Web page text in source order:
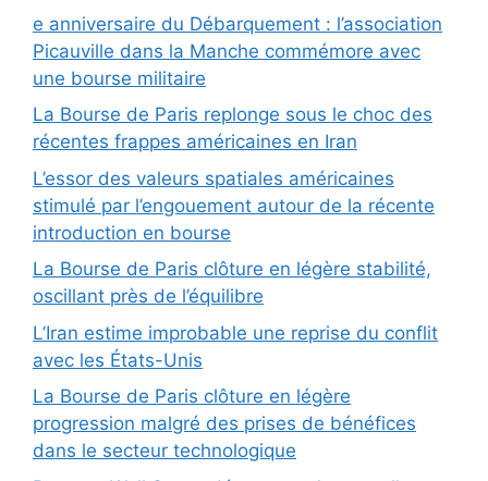
e anniversaire du Débarquement : l’association
Picauville dans la Manche commémore avec
une bourse militaire
La Bourse de Paris replonge sous le choc des
récentes frappes américaines en Iran
L’essor des valeurs spatiales américaines
stimulé par l’engouement autour de la récente
introduction en bourse
La Bourse de Paris clôture en légère stabilité,
oscillant près de l’équilibre
L’Iran estime improbable une reprise du conflit
avec les États-Unis
La Bourse de Paris clôture en légère
progression malgré des prises de bénéfices
dans le secteur technologique